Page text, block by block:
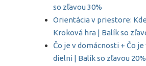
so zľavou 30%
Orientácia v priestore:
Kroková hra | Balík so
Čo je v domácnosti + Čo
dielni | Balík so zľavou 20%